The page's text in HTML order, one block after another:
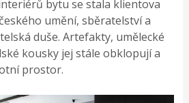
bytu se stala klientova
umění, sběratelství a
duše. Artefakty, umělecké
kousky jej stále obklopují a
prostor.